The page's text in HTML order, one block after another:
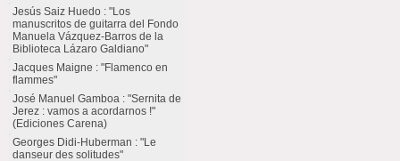
Jesús Saiz Huedo : "Los
manuscritos de guitarra del Fondo
Manuela Vázquez-Barros de la
Biblioteca Lázaro Galdiano"
Jacques Maigne : "Flamenco en
flammes"
José Manuel Gamboa : "Sernita de
Jerez : vamos a acordarnos !"
(Ediciones Carena)
Georges Didi-Huberman : "Le
danseur des solitudes"